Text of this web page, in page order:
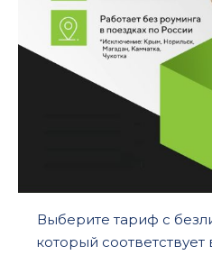
Выберите тариф с
который